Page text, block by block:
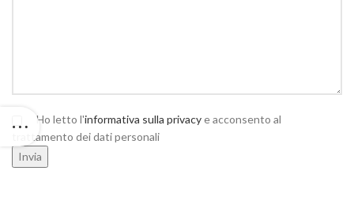
Ho letto l'informativa sulla privacye acconsento al
trattamento dei dati personali